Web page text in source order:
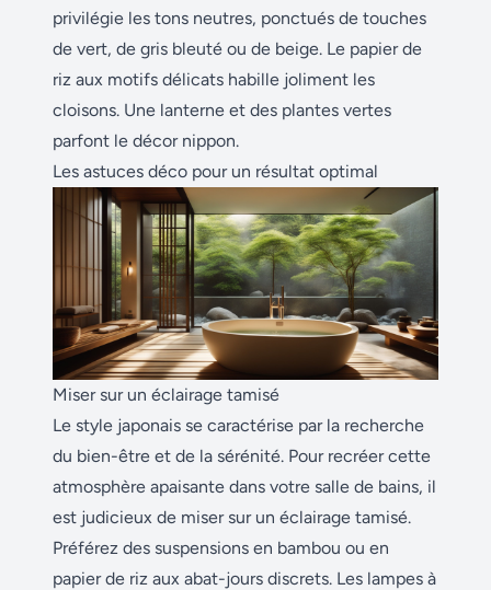
privilégie les tons neutres, ponctués de touches
de vert, de gris bleuté ou de beige. Le papier de
riz aux motifs délicats habille joliment les
cloisons. Une lanterne et des plantes vertes
parfont le décor nippon.
Les astuces déco pour un résultat optimal
Miser sur un éclairage tamisé
Le style japonais se caractérise par la recherche
du bien-être et de la sérénité. Pour recréer cette
atmosphère apaisante dans votre salle de bains, il
est judicieux de miser sur un éclairage tamisé.
Préférez des suspensions en bambou ou en
papier de riz aux abat-jours discrets. Les lampes à